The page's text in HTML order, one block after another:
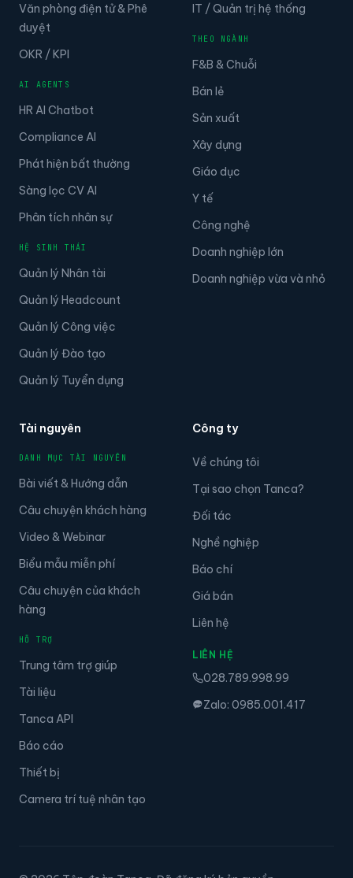
Văn phòng điện tử & Phê
duyệt
OKR / KPI
AI AGENTS
HR AI Chatbot
Compliance AI
Phát hiện bất thường
Sàng lọc CV AI
Phân tích nhân sự
HỆ SINH THÁI
Quản lý Nhân tài
Quản lý Headcount
Quản lý Công việc
Quản lý Đào tạo
Quản lý Tuyển dụng
IT / Quản trị hệ thống
THEO NGÀNH
F&B & Chuỗi
Bán lẻ
Sản xuất
Xây dựng
Giáo dục
Y tế
Công nghệ
Doanh nghiệp lớn
Doanh nghiệp vừa và nhỏ
Tài nguyên
DANH MỤC TÀI NGUYÊN
Bài viết & Hướng dẫn
Câu chuyện khách hàng
Video & Webinar
Biểu mẫu miễn phí
Câu chuyện của khách
hàng
HỖ TRỢ
Trung tâm trợ giúp
Tài liệu
Tanca API
Báo cáo
Thiết bị
Camera trí tuệ nhân tạo
Công ty
Về chúng tôi
Tại sao chọn Tanca?
Đối tác
Nghề nghiệp
Báo chí
Giá bán
Liên hệ
LIÊN HỆ
028.789.998.99
Zalo: 0985.001.417